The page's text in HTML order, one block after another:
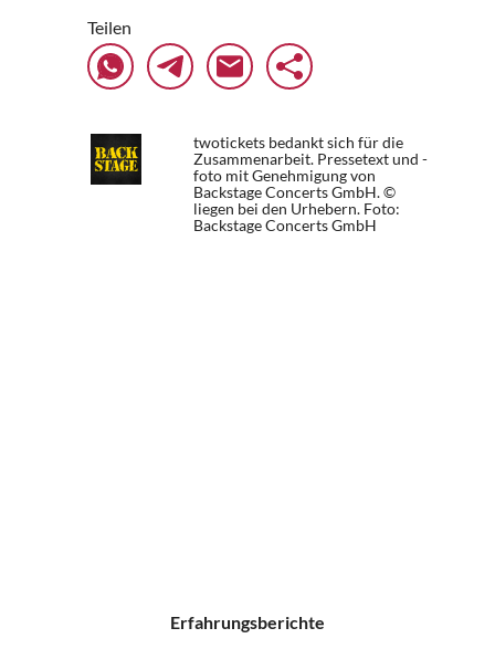
Teilen
twotickets bedankt sich für die
Zusammenarbeit. Pressetext und -
foto mit Genehmigung von
Backstage Concerts GmbH. ©
liegen bei den Urhebern. Foto:
Backstage Concerts GmbH
Erfahrungsberichte